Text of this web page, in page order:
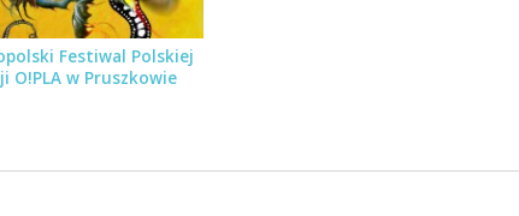
Festiwal Polskiej
O!PLA w Pruszkowie